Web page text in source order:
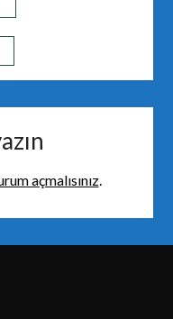
açmalısınız.